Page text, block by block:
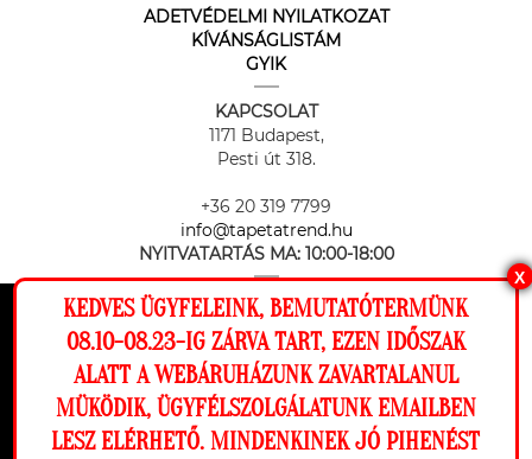
Ez a weboldal cookie-kat használ, hogy a
lehető legjobb élményt nyújtsa honlapunkon.
Beállítások
ADETVÉDELMI NYILATKOZAT
KÍVÁNSÁGLISTÁM
GYIK
KAPCSOLAT
1171 Budapest,
Pesti út 318.
+36 20 319 7799
info@tapetatrend.hu
NYITVATARTÁS MA: 10:00-18:00
Az online fizetést a Barion Payment Zrt. biztosítja, MNB engedély
száma: H-EN-I-1064/2013
X
KEDVES ÜGYFELEINK, BEMUTATÓTERMÜNK
08.10-08.23-IG ZÁRVA TART, EZEN IDŐSZAK
ALATT A WEBÁRUHÁZUNK ZAVARTALANUL
MÜKÖDIK, ÜGYFÉLSZOLGÁLATUNK EMAILBEN
LESZ ELÉRHETŐ. MINDENKINEK JÓ PIHENÉST